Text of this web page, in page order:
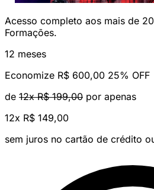
Acesso completo aos mais de
Formações.
12 meses
Economize R$ 600,00 25% OFF
de 12x R$ 199,00 por apenas
12x R$ 149,00
sem juros no cartão de crédito